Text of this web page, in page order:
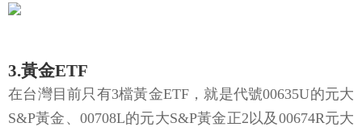
3.黃金ETF
在台灣目前只有3檔黃金ETF，就是代號00635U的元大
S&P黃金、00708L的元大S&P黃金正2以及00674R元大